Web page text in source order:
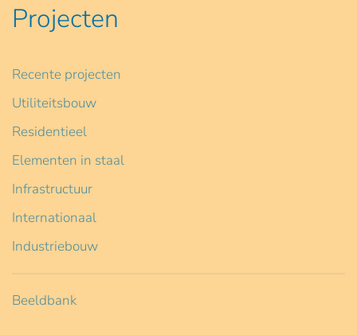
Projecten
Recente projecten
Utiliteitsbouw
Residentieel
Elementen in staal
Infrastructuur
Internationaal
Industriebouw
Beeldbank